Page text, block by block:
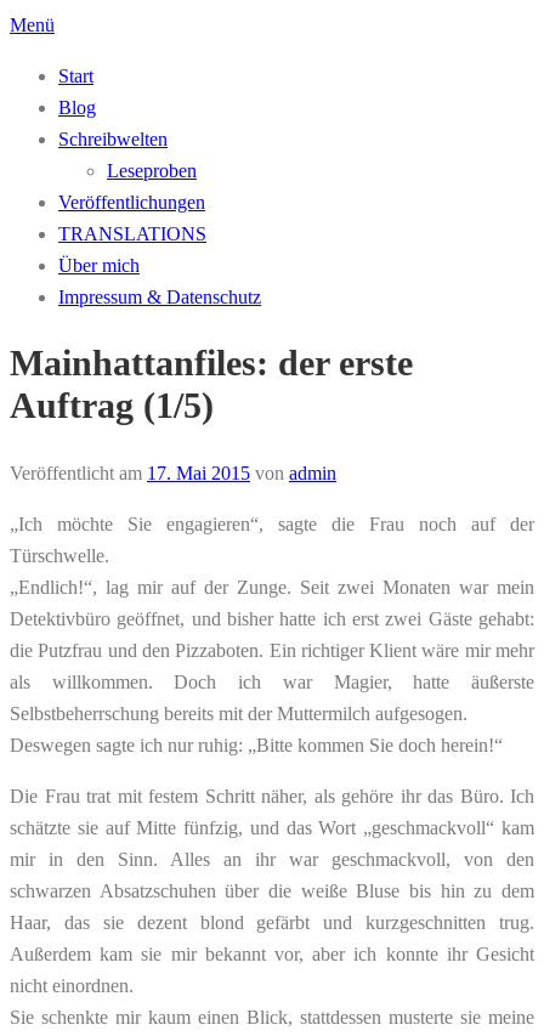
Zum
springen
Menü
Start
Blog
Schreibwelten
Leseproben
Veröffentlichungen
TRANSLATIONS
Über mich
Impressum & Datenschutz
Mainhattanfiles: der erste
Auftrag (1/5)
Veröffentlicht am 17. Mai 2015 von admin
„Ich möchte Sie engagieren“, sagte die Frau noch auf der
Türschwelle.
„Endlich!“, lag mir auf der Zunge. Seit zwei Monaten war mein
Detektivbüro geöffnet, und bisher hatte ich erst zwei Gäste gehabt:
die Putzfrau und den Pizzaboten. Ein richtiger Klient wäre mir mehr
als willkommen. Doch ich war Magier, hatte äußerste
Selbstbeherrschung bereits mit der Muttermilch aufgesogen.
Deswegen sagte ich nur ruhig: „Bitte kommen Sie doch herein!“
Die Frau trat mit festem Schritt näher, als gehöre ihr das Büro. Ich
schätzte sie auf Mitte fünfzig, und das Wort „geschmackvoll“ kam
mir in den Sinn. Alles an ihr war geschmackvoll, von den
schwarzen Absatzschuhen über die weiße Bluse bis hin zu dem
Haar, das sie dezent blond gefärbt und kurzgeschnitten trug.
Außerdem kam sie mir bekannt vor, aber ich konnte ihr Gesicht
nicht einordnen.
Sie schenkte mir kaum einen Blick, stattdessen musterte sie meine